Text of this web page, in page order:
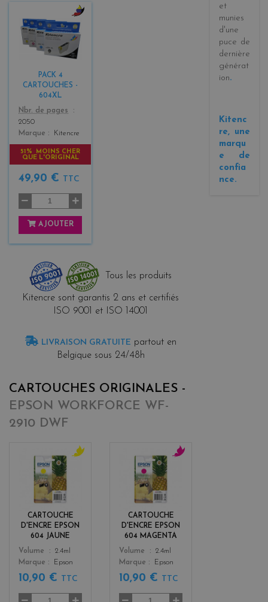
PACK 4
CARTOUCHES -
604XL
Color
b
l
c
+
Nbr. de pages
2050
Marque
Kitencre
51% MOINS CHER
QUE L'ORIGINAL
49,90 € TTC
AJOUTER
Tous les produits
Kitencre sont garantis 2 ans et certifiés
ISO 9001 et ISO 14001
LIVRAISON GRATUITE partout en
Belgique sous 24/48h
CARTOUCHES ORIGINALES -
EPSON WORKFORCE WF-
2910 DWF
CARTOUCHE
D'ENCRE EPSON
604 JAUNE
Color
o
w
Volume
2.4ml
Marque
Epson
10,90 € TTC
CARTOUCHE
D'ENCRE EPSON
604 MAGENTA
Color
n
t
a
Volume
2.4ml
Marque
Epson
10,90 € TTC
et
munies
d'une
puce de
dernière
générat
ion.
Kitenc
re, une
marqu
e de
confia
nce.